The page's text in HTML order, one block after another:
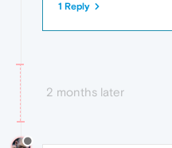
1 Reply
2 months later